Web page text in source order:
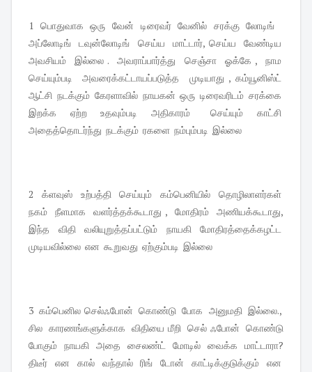
1 பொதுவாக ஒரு வேன் டிரைவர் வேனில் சரக்கு லோடிங்
அப்லோடிங் டவுன்லோடிங் செய்ய மாட்டார், செய்ய வேண்டிய
அவசியம் இல்லை . அவராப்பார்த்து செஞ்சா ஓக்கே , நாம
செய்யும்படி அவரைக்கட்டாயப்படுத்த முடியாது , கம்யூனிஸ்ட்
ஆட்சி நடக்கும் கேரளாவில் நாயகன் ஒரு டிரைவரிடம் சரக்கை
இறக்க ஏற்ற உதவும்படி அதிகாரம் செய்யும் காட்சி
அதைத்தொடர்ந்து நடக்கும் ரகளை நம்பும்படி இல்லை
2 க்ளவுஸ் உற்பத்தி செய்யும் கம்பெனியில் தொழிலாளர்கள்
நகம் நீளமாக வளர்த்தக்கூடாது , மோதிரம் அணியக்கூடாது,
இந்த விதி வலியுறுத்தப்பட்டும் நாயகி மோதிரத்தைக்கழட்ட
முடியவில்லை என கூறுவது ஏற்கும்படி இல்லை
3 கம்பெனில செல்ஃபோன் கொண்டு போக அனுமதி இல்லை.,
சில காரணங்களுக்காக விதியை மீறி செல் ஃபோன் கொண்டு
போகும் நாயகி அதை சைலண்ட் மோடில் வைக்க மாட்டாரா?
திடீர் என கால் வந்தால் ரிங் டோன் காட்டிக்குடுக்கும் என